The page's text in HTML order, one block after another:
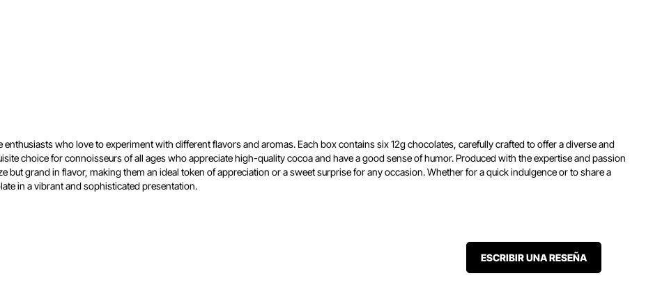
who love to experiment with different flavors and aromas. Each box contains six 12g chocolates, carefully crafted to offer a diverse and
choice for connoisseurs of all ages who appreciate high-quality cocoa and have a good sense of humor. Produced with the expertise and passion
but grand in flavor, making them an ideal token of appreciation or a sweet surprise for any occasion. Whether for a quick indulgence or to share a
in a vibrant and sophisticated presentation.
ESCRIBIR UNA RESEÑA